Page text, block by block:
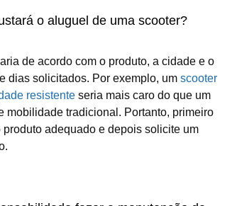
o aluguel de uma scooter?
de acordo com o produto, a cidade e o
dias solicitados. Por exemplo, umscooter
resistenteseria mais caro do que um
mobilidade tradicional. Portanto, primeiro
produto adequado e depois solicite um